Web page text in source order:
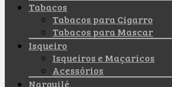
Tabacos
Tabacos para Cigarro
Tabacos para Mascar
Isqueiro
Isqueiros e Maçaricos
Acessórios
Narguilé